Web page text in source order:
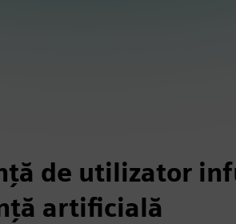
de utilizator
artificială